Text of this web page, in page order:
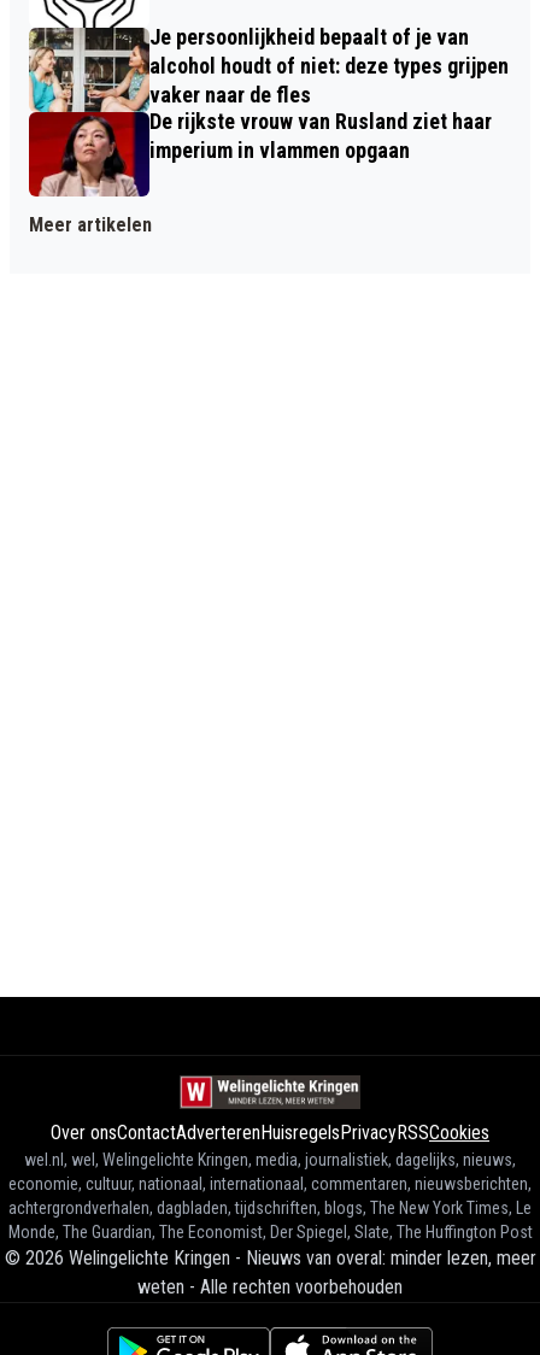
Je persoonlijkheid bepaalt of je van
alcohol houdt of niet: deze types grijpen
vaker naar de fles
De rijkste vrouw van Rusland ziet haar
imperium in vlammen opgaan
Meer artikelen
Over onsContactAdverterenHuisregelsPrivacyRSSCookies
wel.nl, wel, Welingelichte Kringen, media, journalistiek, dagelijks, nieuws,
economie, cultuur, nationaal, internationaal, commentaren, nieuwsberichten,
achtergrondverhalen, dagbladen, tijdschriften, blogs, The New York Times, Le
Monde, The Guardian, The Economist, Der Spiegel, Slate, The Huffington Post
© 2026 Welingelichte Kringen - Nieuws van overal: minder lezen, meer
weten - Alle rechten voorbehouden